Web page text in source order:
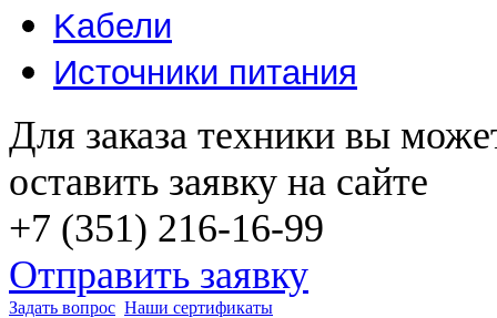
Kабели
Источники питания
Для заказа техники вы
оставить заявку на сайте
+7 (351) 216-16-99
Отправить заявку
Задать вопрос Наши сертификаты